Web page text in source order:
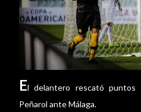
El delantero rescató
Peñarol ante Málaga.